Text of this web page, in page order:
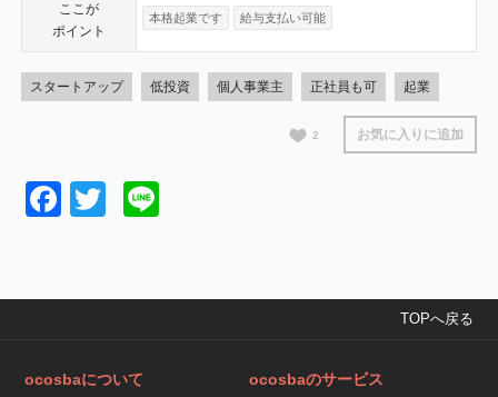
ここが
ポイント
本格起業です 給与支払い可能
スタートアップ 低投資 個人事業主 正社員も可 起業
2 お気に入りに追加
Facebook
Twitter
TOPへ戻る
ocosbaについて ocosbaのサービス